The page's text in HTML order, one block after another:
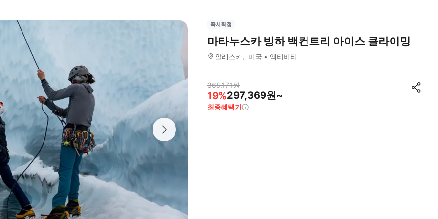
즉시확정
마타누스카 빙하 백컨트리 아이스 클라이밍
알래스카 미국 액티비티
368,171원
19%297,369원~
최종혜택가